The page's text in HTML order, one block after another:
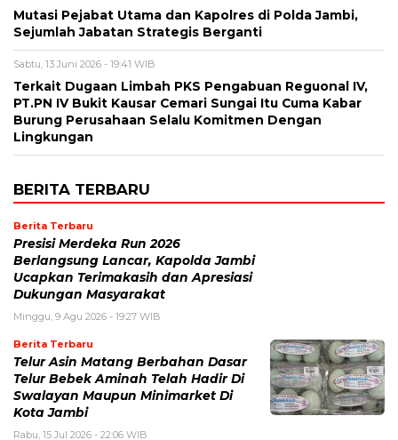
Mutasi Pejabat Utama dan Kapolres di Polda Jambi,
Sejumlah Jabatan Strategis Berganti
Sabtu, 13 Juni 2026 - 19:41 WIB
Terkait Dugaan Limbah PKS Pengabuan Reguonal IV,
PT.PN IV Bukit Kausar Cemari Sungai Itu Cuma Kabar
Burung Perusahaan Selalu Komitmen Dengan
Lingkungan
BERITA TERBARU
Berita Terbaru
Presisi Merdeka Run 2026
Berlangsung Lancar, Kapolda Jambi
Ucapkan Terimakasih dan Apresiasi
Dukungan Masyarakat
Minggu, 9 Agu 2026 - 19:27 WIB
Berita Terbaru
Telur Asin Matang Berbahan Dasar
Telur Bebek Aminah Telah Hadir Di
Swalayan Maupun Minimarket Di
Kota Jambi
Rabu, 15 Jul 2026 - 22:06 WIB